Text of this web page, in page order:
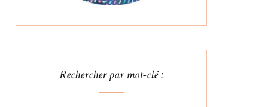
Rechercher par mot-clé :